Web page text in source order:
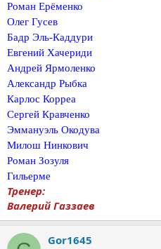
Роман Ерёменко
Олег Гусев
Бадр Эль-Каддури
Евгений Хачериди
Андрей Ярмоленко
Александр Рыбка
Карлос Корреа
Сергей Кравченко
Эммануэль Окодува
Милош Нинкович
Роман Зозуля
Гильерме
Тренер:
Валерий Газзаев
Gor1645